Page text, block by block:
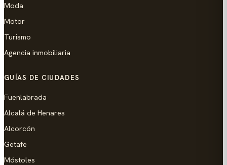
Moda
Motor
Turismo
Agencia inmobiliaria
GUÍAS DE CIUDADES
Fuenlabrada
Alcalá de Henares
Alcorcón
Getafe
Móstoles